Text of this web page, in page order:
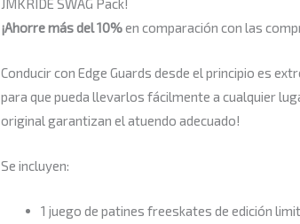
JMKRIDE SWAG Pack!
¡Ahorre másdel 10%en comparación con las
Conducir con Edge Guards desde el principio es
para que pueda llevarlos fácilmente a cualquier
original garantizan el atuendo adecuado!
Se incluyen:
1 juego de patines freeskates de edición